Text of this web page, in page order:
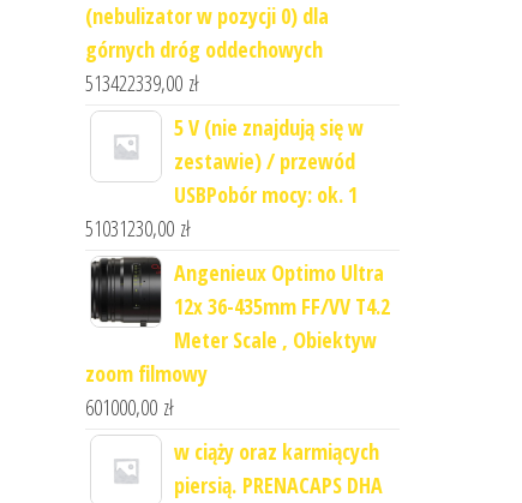
(nebulizator w pozycji 0) dla
górnych dróg oddechowych
513422339,00 zł
5 V (nie znajdują się w
zestawie) / przewód
USBPobór mocy: ok. 1
51031230,00 zł
Angenieux Optimo Ultra
12x 36-435mm FF/VV T4.2
Meter Scale , Obiektyw
zoom filmowy
601000,00 zł
w ciąży oraz karmiących
piersią. PRENACAPS DHA